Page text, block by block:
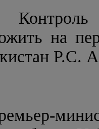
Контроль
на
Р.С.